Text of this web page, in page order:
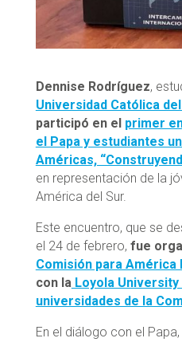
Dennise Rodríguez,
Universidad Católica
participó en el primer
el Papa y estudiantes
Américas,
en representación de la
América del Sur.
Este encuentro, que se
el 24 de febrero, fue
Comisión para América
con laLoyola University
universidades de la
En el diálogo con el